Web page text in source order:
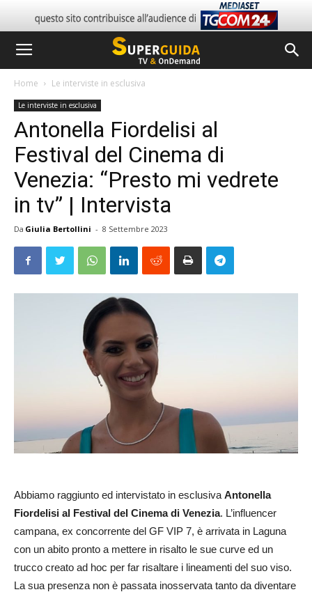
Home Le interviste in esclusiva
Le interviste in esclusiva
Antonella Fiordelisi al
Festival del Cinema di
Venezia: “Presto mi vedrete
in tv” | Intervista
Da Giulia Bertollini - 8 Settembre 2023
Abbiamo raggiunto ed intervistato in esclusiva Antonella
Fiordelisi al Festival del Cinema di Venezia. L’influencer
campana, ex concorrente del GF VIP 7, è arrivata in Laguna
con un abito pronto a mettere in risalto le sue curve ed un
trucco creato ad hoc per far risaltare i lineamenti del suo viso.
La sua presenza non è passata inosservata tanto da diventare